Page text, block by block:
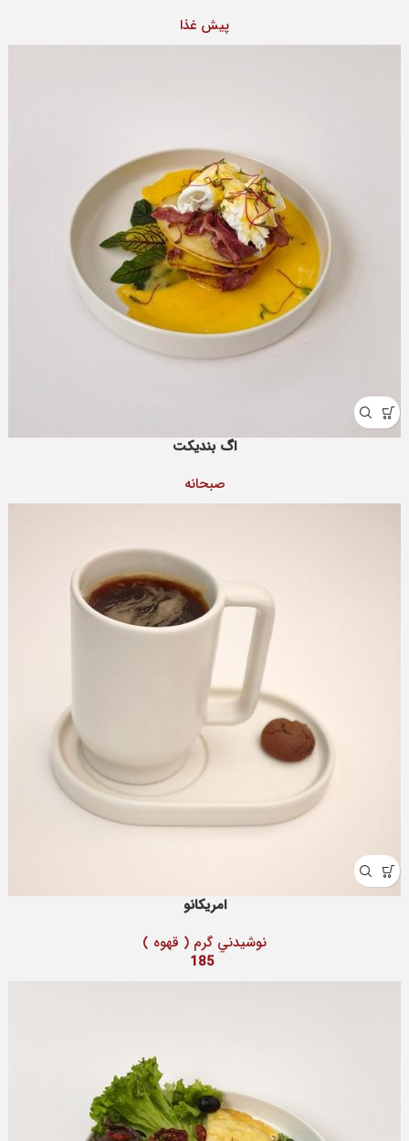
پيش غذا
اگ بندیکت
صبحانه
امریکانو
نوشيدني گرم ( قهوه )
185